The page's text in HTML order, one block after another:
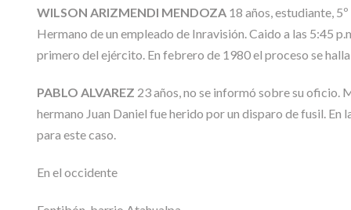
WILSON ARIZMENDI MENDOZA18 años, estudiante,
Hermano de un empleado de Inravisión. Caido a las 5:45
primero del ejército. En febrero de 1980 el proceso se
PABLO ALVAREZ 23 años, no se informó sobre su oficio.
hermano Juan Daniel fue herido por un disparo de fusil.
para este caso.
En el occidente